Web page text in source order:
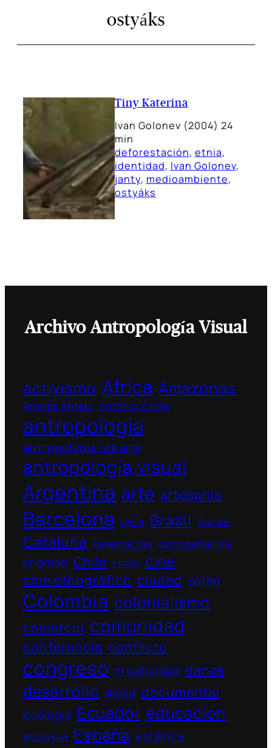
ostyáks
Tiny Katerina
Ivan Golonev (2004) 24
min
deforestación, etnia
identidad, Ivan Golonev
janty, medioambiente
ostyáks
Archivo Antropología Visual
activismo Africa Amazonas
Andrés Antebi Antonio Zirión
antropología
antropología urbana
antropología visual
Argentina arte artesania
Barcelona beca Brasil Caribe
Cataluña celebracion centroamérica
chaman Chile cholo cine
cine etnográfico ciudad cofán
Colombia colonialismo
comercio comunidad
conferencia conflicto
congreso creatividad danza
desarrollo diosa documental
ecologia Ecuador educacion
escuela España estética